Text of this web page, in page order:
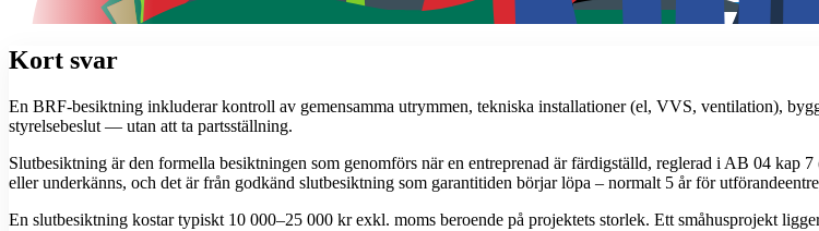
Kort svar
En BRF-besiktning inkluderar kontroll av gemensamma utrymmen, tekniska installationer (el, VVS, ventilation),
styrelsebeslut — utan att ta partsställning.
Slutbesiktning är den formella besiktningen som genomförs när en entreprenad är färdigställd, reglerad i AB 04
eller underkänns, och det är från godkänd slutbesiktning som garantitiden börjar löpa – normalt 5 år för
En slutbesiktning kostar typiskt 10 000–25 000 kr exkl. moms beroende på projektets storlek. Ett småhusprojekt